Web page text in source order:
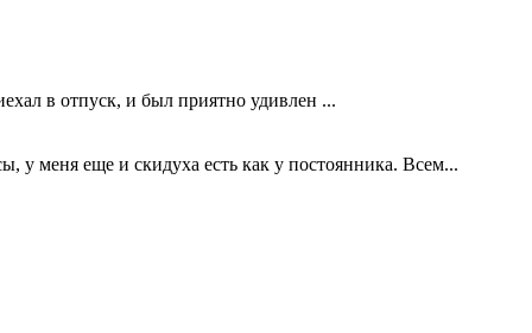
в отпуск, и был приятно удивлен ...
меня еще и скидуха есть как у постоянника. Всем...